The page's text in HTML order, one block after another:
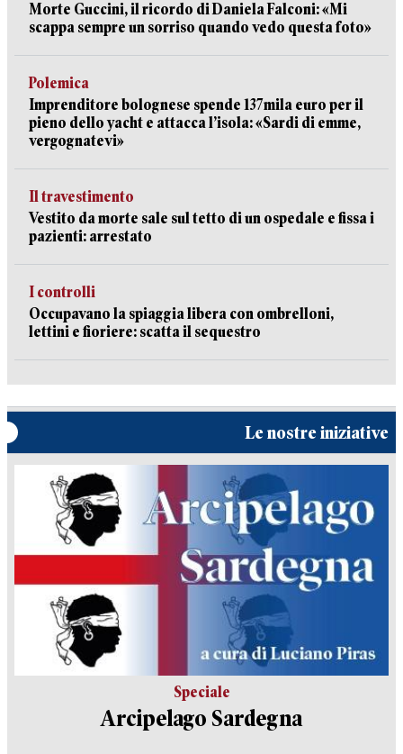
Morte Guccini, il ricordo di Daniela Falconi: «Mi
scappa sempre un sorriso quando vedo questa foto»
Polemica
Imprenditore bolognese spende 137mila euro per il
pieno dello yacht e attacca l’isola: «Sardi di emme,
vergognatevi»
Il travestimento
Vestito da morte sale sul tetto di un ospedale e fissa i
pazienti: arrestato
I controlli
Occupavano la spiaggia libera con ombrelloni,
lettini e fioriere: scatta il sequestro
Le nostre iniziative
Speciale
Arcipelago Sardegna